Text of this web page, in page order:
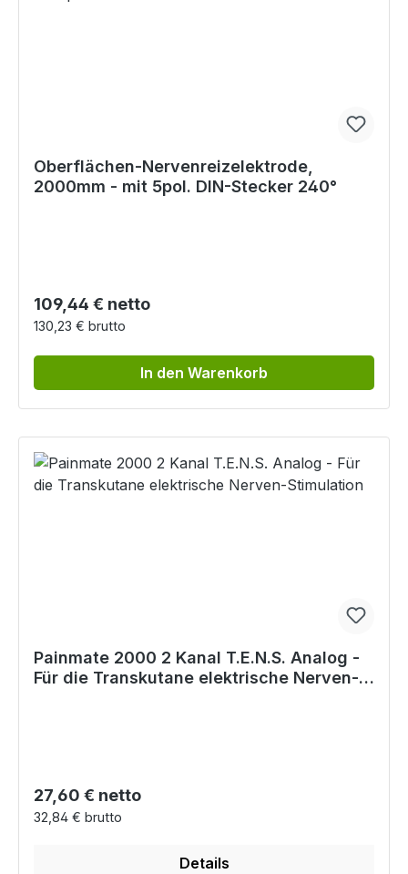
Oberflächen-Nervenreizelektrode,
2000mm - mit 5pol. DIN-Stecker 240°
Regulärer Preis:
109,44 € netto
130,23 € brutto
In den Warenkorb
Painmate 2000 2 Kanal T.E.N.S. Analog -
Für die Transkutane elektrische Nerven-
Regulärer Preis:
27,60 € netto
32,84 € brutto
Details